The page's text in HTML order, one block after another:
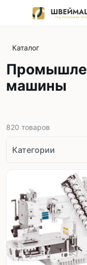
Каталог
машины
820 товаров
Категории